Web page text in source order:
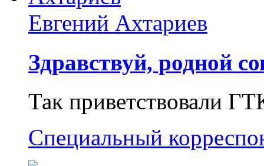
Евгений Ахтариев
Здравствуй, родной
Так приветствовали
Специальный